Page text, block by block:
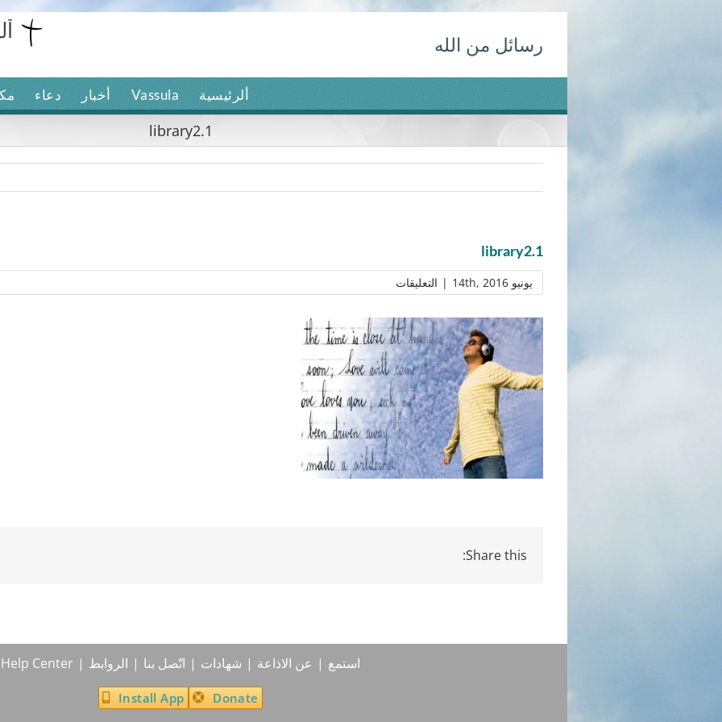
رسائل من الله
ألرئيسية Vassula أخبار دعاء
library2.1
library2.1
يونيو 14th, 2016 | التعليقات
library2.1
مغلقة
Share this:
استمع عن الاذاعة شهادات اتّصل بنا الروابط Help Center
Donate
Install App